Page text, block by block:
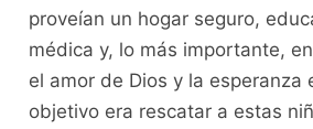
proveían un hogar seguro,
médica y, lo más importante,
el amor de Dios y la esperanza
objetivo era rescatar a estas